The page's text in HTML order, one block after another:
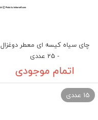
چای سیاه کیسه ای معطر دوغزال
- 25 عددی
اتمام موجودی
15 عددی